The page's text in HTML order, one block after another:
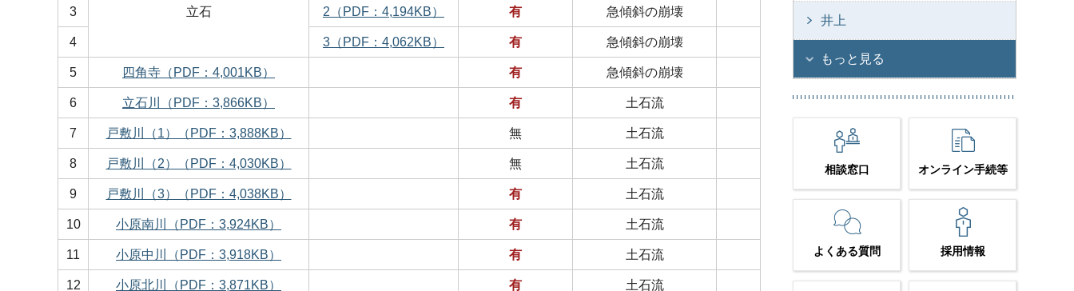
立石
3 2（PDF：4,194KB） 有 急傾斜の崩壊
4 3（PDF：4,062KB） 有 急傾斜の崩壊
5 四角寺（PDF：4,001KB） 有 急傾斜の崩壊
6 立石川（PDF：3,866KB） 有 土石流
7 戸敷川（1）（PDF：3,888KB） 無 土石流
8 戸敷川（2）（PDF：4,030KB） 無 土石流
9 戸敷川（3）（PDF：4,038KB） 有 土石流
10 小原南川（PDF：3,924KB） 有 土石流
11 小原中川（PDF：3,918KB） 有 土石流
12 小原北川（PDF：3,871KB） 有 土石流
井上
もっと見る
相談窓口 オンライン手続等
よくある質問 採用情報